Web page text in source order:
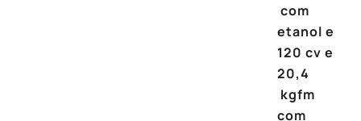
com
etanol e
120 cv e
20,4
kgfm
com